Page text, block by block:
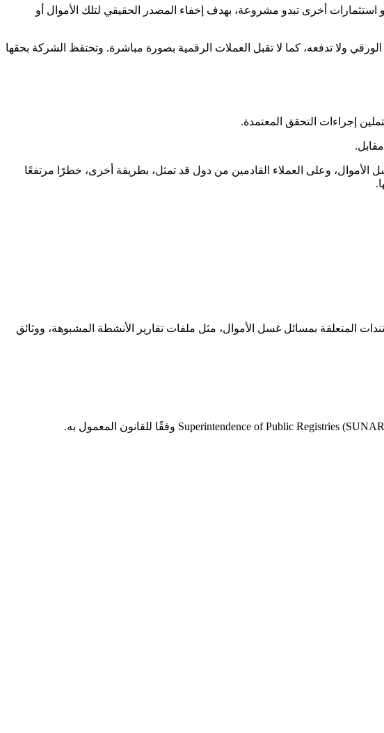
استثمارات أخرى تبدو مشروعة، بهدف إخفاء المصدر الحقيقي لتلك الأموال أو
ولا تدفعه، كما لا تقبل العملات الرقمية بصورة مباشرة. وتحتفظ الشركة بحقها
وعلى العملاء القادمين من دول قد تمثل، بطريقة أخرى، خطرًا مرتفعًا
المتعلقة بمسائل غسل الأموال، مثل ملفات تقارير الأنشطة المشبوهة، ووثائق